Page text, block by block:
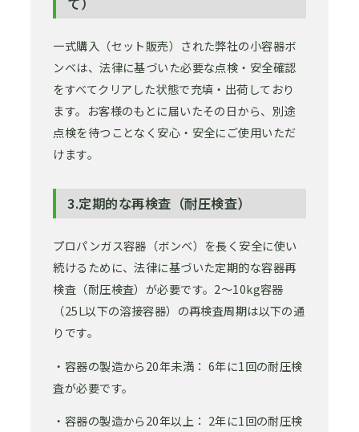
一式購入（セット販売）された弊社の小容器ボ
ンベは、法律に基づいた必要な点検・安全確認
をすべてクリアした状態で充填・出荷しており
ます。お客様のもとに届いたその日から、別途
点検を待つことなく安心・安全にご使用いただ
けます。
3.定期的な再検査（耐圧検査）
プロパンガス容器（ボンベ）を長く安全に使い
続けるために、法律に基づいた定期的な容器再
検査（耐圧検査）が必要です。2〜10kg容器
（25L以下の溶接容器）の再検査周期は以下の通
りです。
・容器の製造から20年未満： 6年に1回の耐圧検
査が必要です。
・容器の製造から20年以上： 2年に1回の耐圧検